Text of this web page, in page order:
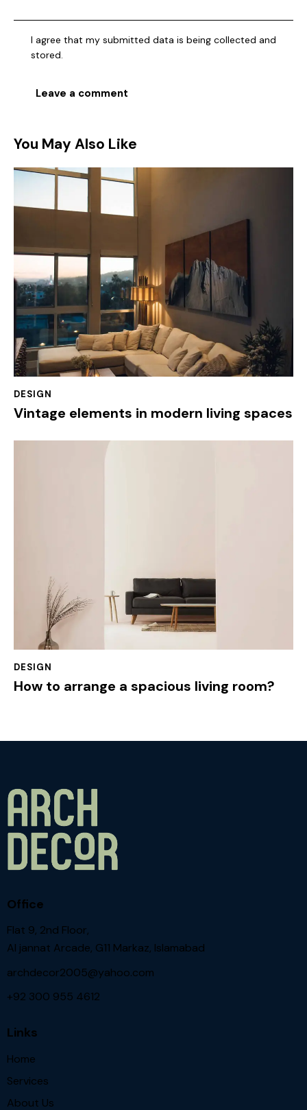
I agree that my submitted data is being collected and
stored.
You May Also Like
DESIGN
Vintage elements in modern living spaces
DESIGN
How to arrange a spacious living room?
Office
Flat 9, 2nd Floor,
Al jannat Arcade, G11 Markaz, Islamabad
archdecor2005@yahoo.com
+92 300 955 4612
Links
Home
Services
About Us